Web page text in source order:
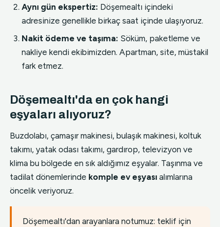
Aynı gün ekspertiz: Döşemealtı içindeki
adresinize genellikle birkaç saat içinde ulaşıyoruz.
Nakit ödeme ve taşıma: Söküm, paketleme ve
nakliye kendi ekibimizden. Apartman, site, müstakil
fark etmez.
Döşemealtı'da en çok hangi
eşyaları alıyoruz?
Buzdolabı, çamaşır makinesi, bulaşık makinesi, koltuk
takımı, yatak odası takımı, gardırop, televizyon ve
klima bu bölgede en sık aldığımız eşyalar. Taşınma ve
tadilat dönemlerinde komple ev eşyası alımlarına
öncelik veriyoruz.
Döşemealtı'dan arayanlara notumuz: teklif için